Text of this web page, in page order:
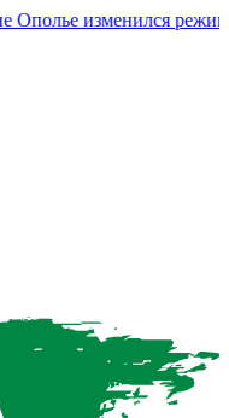
изменился режим